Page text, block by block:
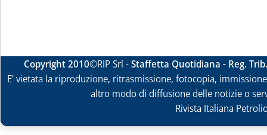
Copyright 2010©RIP Srl -Staffetta Quotidiana - Reg.
E' vietata la riproduzione, ritrasmissione, fotocopia,
altro modo di diffusione delle notizie o
Rivista Italiana